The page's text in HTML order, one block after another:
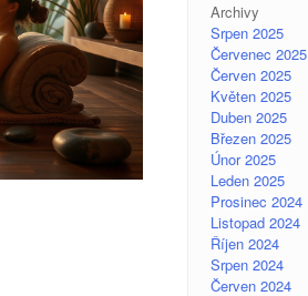
Archivy
Srpen 2025
Červenec 2025
Červen 2025
Květen 2025
Duben 2025
Březen 2025
Únor 2025
Leden 2025
Prosinec 2024
Listopad 2024
Říjen 2024
Srpen 2024
Červen 2024